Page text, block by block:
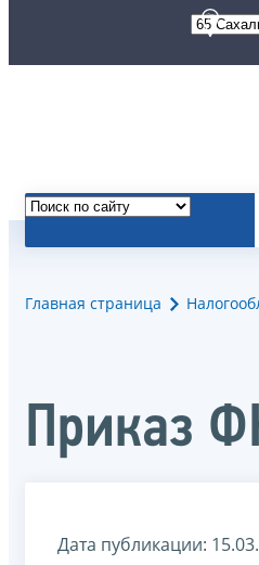
Главная страница
Приказ
Дата публикации: